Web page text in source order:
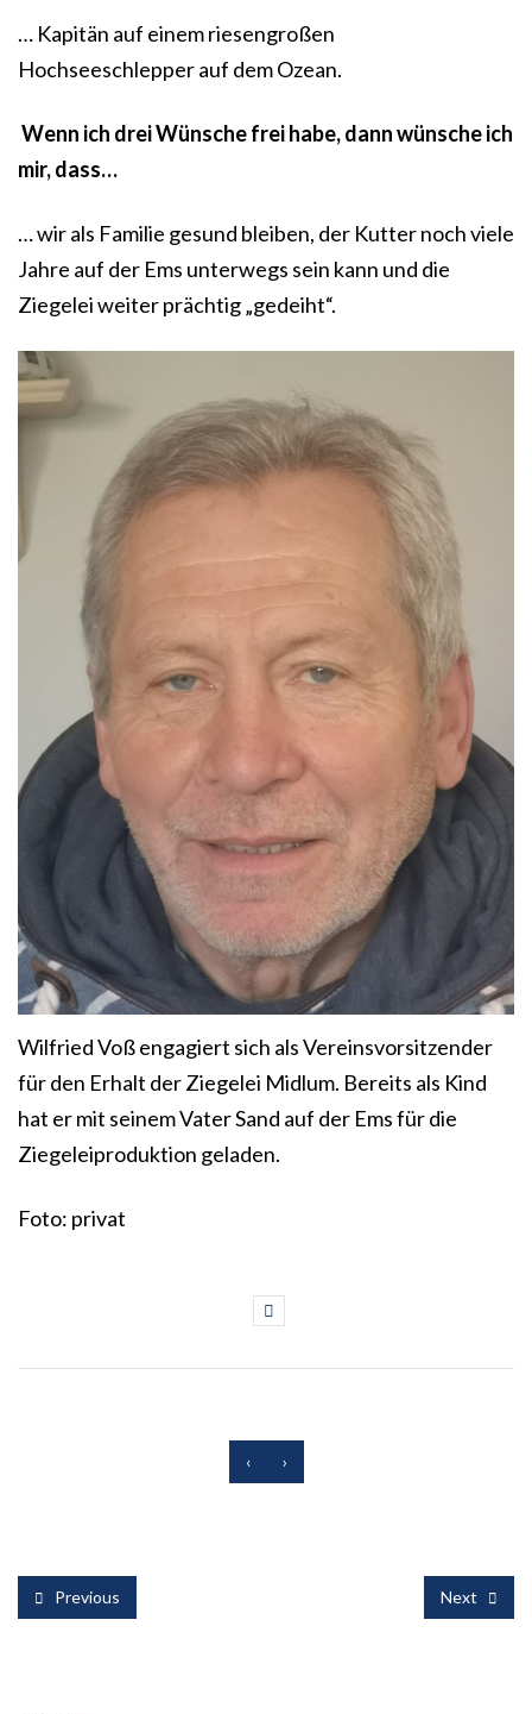
… Kapitän auf einem riesengroßen
Hochseeschlepper auf dem Ozean.
Wenn ich drei Wünsche frei habe, dann wünsche ich
mir, dass…
… wir als Familie gesund bleiben, der Kutter noch viele
Jahre auf der Ems unterwegs sein kann und die
Ziegelei weiter prächtig „gedeiht“.
Wilfried Voß engagiert sich als Vereinsvorsitzender
für den Erhalt der Ziegelei Midlum. Bereits als Kind
hat er mit seinem Vater Sand auf der Ems für die
Ziegeleiproduktion geladen.
Foto: privat
‹ ›
Previous Next